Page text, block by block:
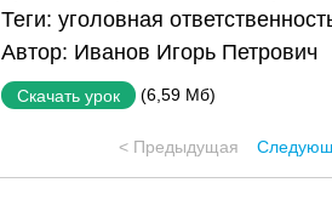
Теги: уголовная
Автор: Иванов Игорь Петрович
Скачать урок (6,59 Мб)
< Предыдущая